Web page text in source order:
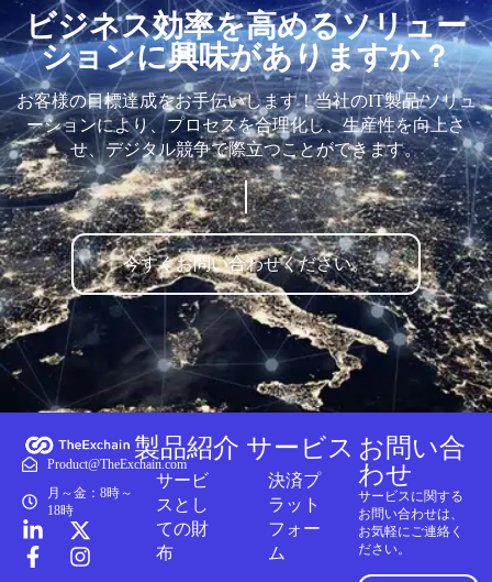
ビジネス効率を高めるソリュー
ションに興味がありますか？
お客様の目標達成をお手伝いします！当社のIT製品/ソリュ
ーションにより、プロセスを合理化し、生産性を向上さ
せ、デジタル競争で際立つことができます。
今すぐお問い合わせください。
Product@TheExchain.com
月～金：8時～
18時
製品紹介
サービ
スとし
ての財
布
サービス
決済プ
ラット
フォー
ム
お問い合
わせ
サービスに関する
お問い合わせは、
お気軽にご連絡く
ださい。